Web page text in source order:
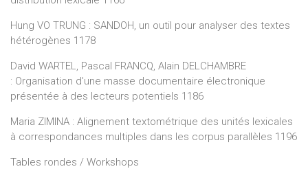
Hung VO TRUNG : SANDOH, un outil pour analyser des textes
hétérogènes 1178
David WARTEL, Pascal FRANCQ, Alain DELCHAMBRE
: Organisation d'une masse documentaire électronique
présentée à des lecteurs potentiels 1186
Maria ZIMINA : Alignement textométrique des unités lexicales
à correspondances multiples dans les corpus parallèles 1196
Tables rondes / Workshops